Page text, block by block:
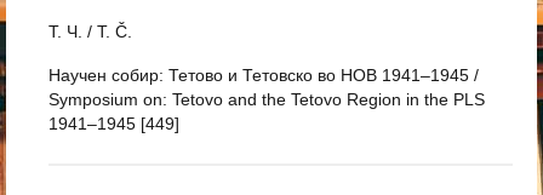
Т. Ч. / T. Č.
Научен собир: Тетово и Тетовско во НОВ 1941–1945 /
Symposium on: Tetovo and the Tetovo Region in the PLS
1941–1945 [449]